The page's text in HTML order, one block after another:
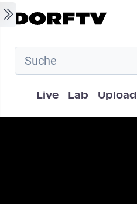
Skip to main content
Hauptnavigation
Live Lab Upload